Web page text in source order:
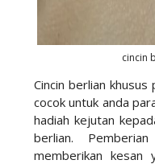
cincin
Cincin berlian
cocok untuk anda
hadiah kejutan
berlian.
memberikan kesan